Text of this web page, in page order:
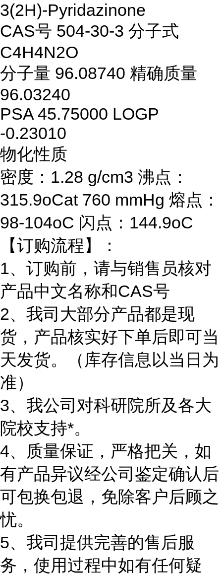
3(2H)-Pyridazinone
CAS号 504-30-3 分子式
C4H4N2O
分子量 96.08740 精确质量
96.03240
PSA 45.75000 LOGP
-0.23010
物化性质
密度：1.28 g/cm3 沸点：
315.9oCat 760 mmHg 熔点：
98-104oC 闪点：144.9oC
【订购流程】：
1、订购前，请与销售员核对
产品中文名称和CAS号
2、我司大部分产品都是现
货，产品核实好下单后即可当
天发货。（库存信息以当日为
准）
3、我公司对科研院所及各大
院校支持*。
4、质量保证，严格把关，如
有产品异议经公司鉴定确认后
可包换包退，免除客户后顾之
忧。
5、我司提供完善的售后服
务，使用过程中如有任何疑